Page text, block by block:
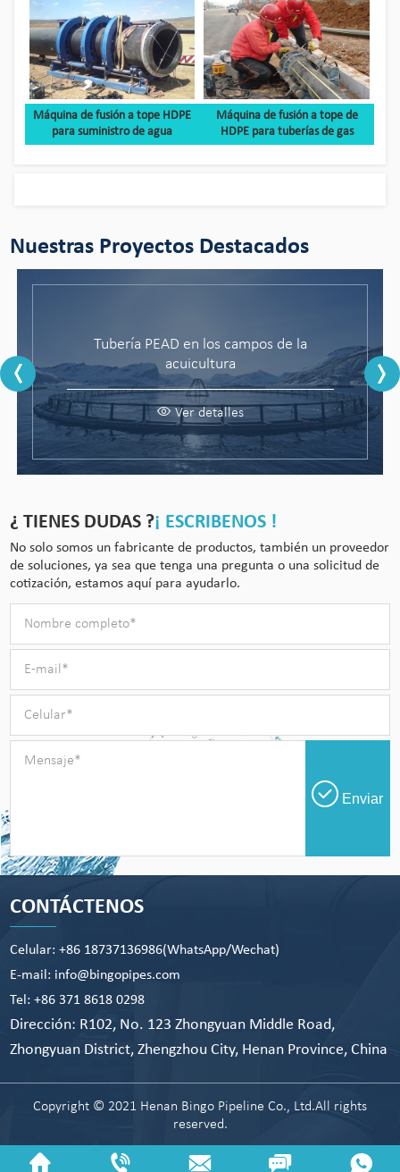
Máquina de fusión a tope HDPE
para suministro de agua
Máquina de fusión a tope de
HDPE para tuberías de gas
Nuestras Proyectos Destacados
Tubería PEAD en los campos de la
acuicultura
Ver detalles
Bingo Pipeline ofrece soluciones
personalizadas en la mina de cobre
Ver detalles
¿ TIENES DUDAS ?¡ ESCRIBENOS !
No solo somos un fabricante de productos, también un proveedor
de soluciones, ya sea que tenga una pregunta o una solicitud de
cotización, estamos aquí para ayudarlo.
Enviar
CONTÁCTENOS
Celular: +86 18737136986(WhatsApp/Wechat)
E-mail: info@bingopipes.com
Tel: +86 371 8618 0298
Dirección: R102, No. 123 Zhongyuan Middle Road,
Zhongyuan District, Zhengzhou City, Henan Province, China
Copyright © 2021 Henan Bingo Pipeline Co., Ltd.All rights
reserved.